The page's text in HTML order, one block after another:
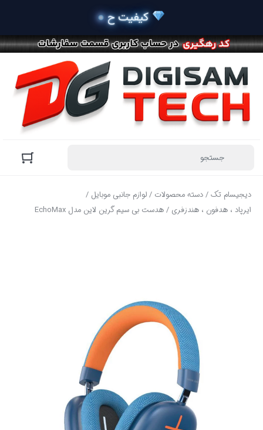
دیجیسام تک/دسته محصولات /لوازم جانبی موبایل /
ایرپاد ، هدفون ، هندزفری / هدست بی سیم گرین لاین مدل EchoMax